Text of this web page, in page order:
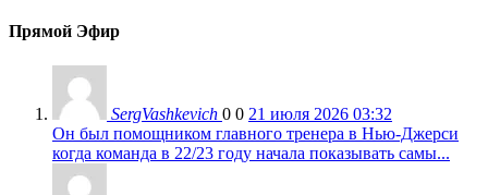
Прямой Эфир
SergVashkevich 0 0 21 июля 2026 03:32
Он был помощником главного тренера в Нью-Джерси
когда команда в 22/23 году начала показывать самы...